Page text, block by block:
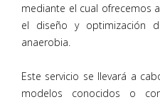
mediante el cual ofrecemos
el diseño y optimización
anaerobia.
Este servicio se llevará a
modelos conocidos o